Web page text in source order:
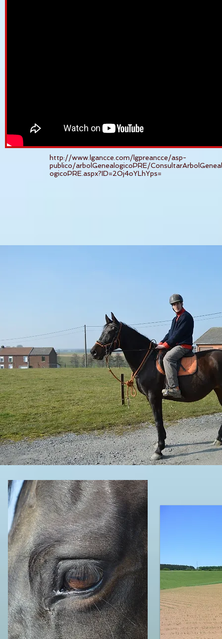
http://www.lgancce.com/lgpreancce/asp-
publico/arbolGenealogicoPRE/ConsultarArbolGeneal
ogicoPRE.aspx?ID=2Oj4oYLhYps=